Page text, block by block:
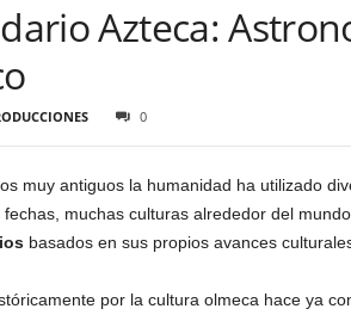
Azteca:
0
muy antiguos la humanidad ha utilizado
fechas, muchas culturas alrededor del
basados en sus propios avances
por la cultura olmeca hace ya